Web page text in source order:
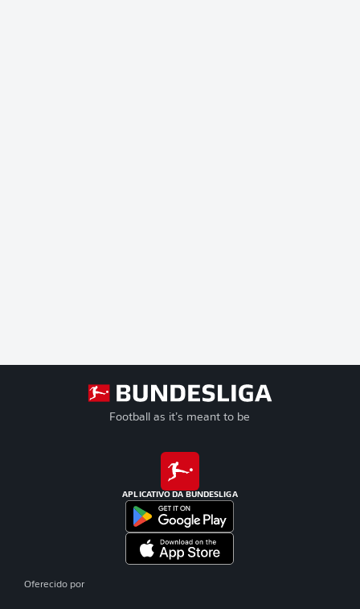
Football as it’s meant to be
APLICATIVO DA BUNDESLIGA
Oferecido por